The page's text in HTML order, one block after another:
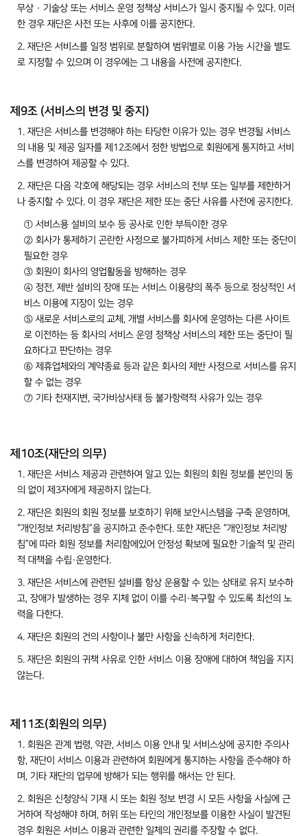
무상 · 기술상 또는 서비스 운영 정책상 서비스가 일시 중지될 수 있다. 이러
한 경우 재단은 사전 또는 사후에 이를 공지한다.
2. 재단은 서비스를 일정 범위로 분할하여 범위별로 이용 가능 시간을 별도
로 지정할 수 있으며 이 경우에는 그 내용을 사전에 공지한다.
제9조 (서비스의 변경 및 중지)
1. 재단은 서비스를 변경해야 하는 타당한 이유가 있는 경우 변경될 서비스
의 내용 및 제공 일자를 제12조에서 정한 방법으로 회원에게 통지하고 서비
스를 변경하여 제공할 수 있다.
2. 재단은 다음 각호에 해당되는 경우 서비스의 전부 또는 일부를 제한하거
나 중지할 수 있다. 이 경우 재단은 제한 또는 중단 사유를 사전에 공지한다.
① 서비스용 설비의 보수 등 공사로 인한 부득이한 경우
② 회사가 통제하기 곤란한 사정으로 불가피하게 서비스 제한 또는 중단이
필요한 경우
③ 회원이 회사의 영업활동을 방해하는 경우
④ 정전, 제반 설비의 장애 또는 서비스 이용량의 폭주 등으로 정상적인 서
비스 이용에 지장이 있는 경우
⑤ 새로운 서비스로의 교체, 개별 서비스를 회사에 운영하는 다른 사이트
로 이전하는 등 회사의 서비스 운영 정책상 서비스의 제한 또는 중단이 필
요하다고 판단하는 경우
⑥ 제휴업체와의 계약종료 등과 같은 회사의 제반 사정으로 서비스를 유지
할 수 없는 경우
⑦ 기타 천재지변, 국가비상사태 등 불가항력적 사유가 있는 경우
제10조(재단의 의무)
1. 재단은 서비스 제공과 관련하여 알고 있는 회원의 회원 정보를 본인의 동
의 없이 제3자에게 제공하지 않는다.
2. 재단은 회원의 회원 정보를 보호하기 위해 보안시스템을 구축 운영하며,
“개인정보 처리방침”을 공지하고 준수한다. 또한 재단은 “개인정보 처리방
침”에 따라 회원 정보를 처리함에있어 안정성 확보에 필요한 기술적 및 관리
적 대책을 수립·운영한다.
3. 재단은 서비스에 관련된 설비를 항상 운용할 수 있는 상태로 유지 보수하
고, 장애가 발생하는 경우 지체 없이 이를 수리·복구할 수 있도록 최선의 노
력을 다한다.
4. 재단은 회원의 건의 사항이나 불만 사항을 신속하게 처리한다.
5. 재단은 회원의 귀책 사유로 인한 서비스 이용 장애에 대하여 책임을 지지
않는다.
제11조(회원의 의무)
1. 회원은 관계 법령, 약관, 서비스 이용 안내 및 서비스상에 공지한 주의사
항, 재단이 서비스 이용과 관련하여 회원에게 통지하는 사항을 준수해야 하
며, 기타 재단의 업무에 방해가 되는 행위를 해서는 안 된다.
2. 회원은 신청양식 기재 시 또는 회원 정보 변경 시 모든 사항을 사실에 근
거하여 작성해야 하며, 허위 또는 타인의 개인정보를 이용한 사실이 발견된
경우 회원은 서비스 이용과 관련한 일체의 권리를 주장할 수 없다.